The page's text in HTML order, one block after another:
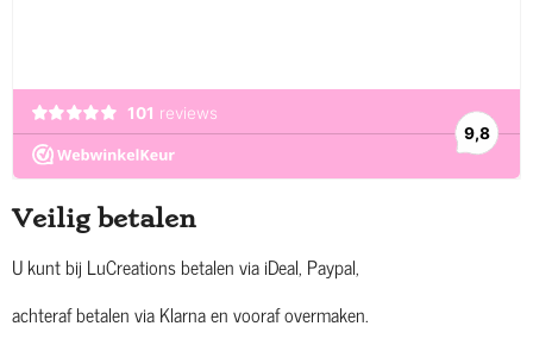
Veilig betalen
U kunt bij LuCreations betalen via iDeal, Paypal,
achteraf betalen via Klarna en vooraf overmaken.